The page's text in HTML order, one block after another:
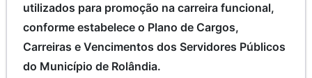
utilizados para promoção na carreira funcional,
conforme estabelece o Plano de Cargos,
Carreiras e Vencimentos dos Servidores Públicos
do Município de Rolândia.